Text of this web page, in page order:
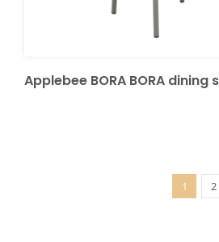
Applebee BORA BORA dining
1 2